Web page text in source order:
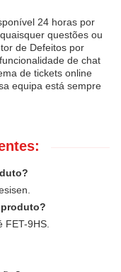
24 horas por
questões ou
de Defeitos por
de chat
de tickets online
equipa está sempre
FET-9HS